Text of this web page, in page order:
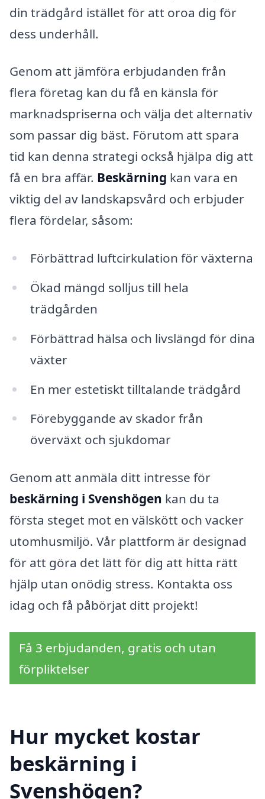
din trädgård istället för att oroa dig för
dess underhåll.
Genom att jämföra erbjudanden från
flera företag kan du få en känsla för
marknadspriserna och välja det alternativ
som passar dig bäst. Förutom att spara
tid kan denna strategi också hjälpa dig att
få en bra affär. Beskärning kan vara en
viktig del av landskapsvård och erbjuder
flera fördelar, såsom:
Förbättrad luftcirkulation för växterna
Ökad mängd solljus till hela
trädgården
Förbättrad hälsa och livslängd för dina
växter
En mer estetiskt tilltalande trädgård
Förebyggande av skador från
överväxt och sjukdomar
Genom att anmäla ditt intresse för
beskärning i Svenshögen kan du ta
första steget mot en välskött och vacker
utomhusmiljö. Vår plattform är designad
för att göra det lätt för dig att hitta rätt
hjälp utan onödig stress. Kontakta oss
idag och få påbörjat ditt projekt!
Få 3 erbjudanden, gratis och utan
förpliktelser
Hur mycket kostar
beskärning i
Svenshögen?